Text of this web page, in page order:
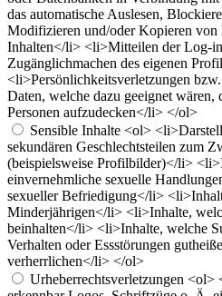
das automatische Auslesen,
Modifizieren und/oder Kopieren von
Inhalten</li> <li>Mitteilen der Log-
Zugänglichmachen des eigenen
<li>Persönlichkeitsverletzungen
Daten, welche dazu geeignet wären,
Personen aufzudecken</li> </ol>
Sensible Inhalte <ol>
sekundären Geschlechtsteilen zum
(beispielsweise Profilbilder)</li>
einvernehmliche sexuelle
sexueller Befriedigung</li>
Minderjährigen</li> <li>Inhalte,
beinhalten</li> <li>Inhalte, welche
Verhalten oder Essstörungen
verherrlichen</li> </ol>
Urheberrechtsverletzungen <ol>